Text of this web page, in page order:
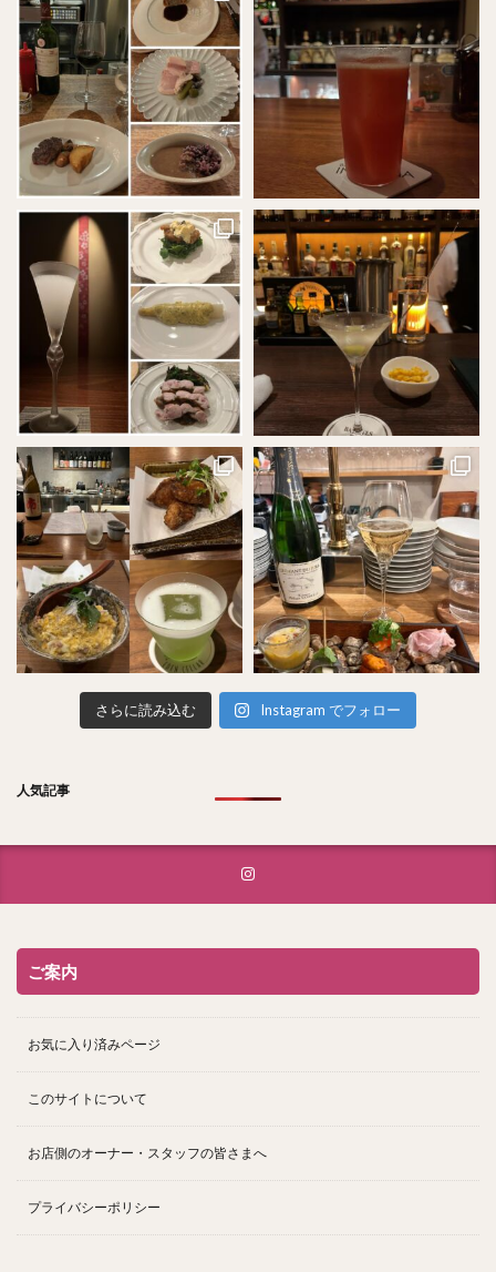
さらに読み込む Instagram でフォロー
人気記事
ご案内
お気に入り済みページ
このサイトについて
お店側のオーナー・スタッフの皆さまへ
プライバシーポリシー